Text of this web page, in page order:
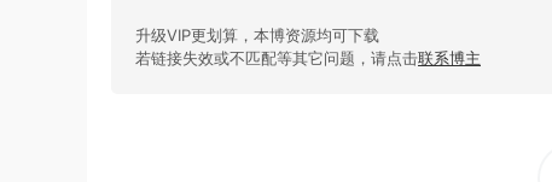
升级VIP更划算，本博资源均可下载
若链接失效或不匹配等其它问题，请点击联系博主